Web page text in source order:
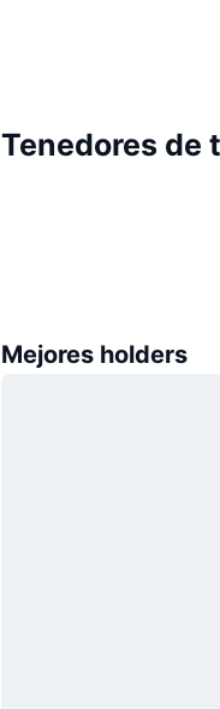
Tenedores de
Mejores holders